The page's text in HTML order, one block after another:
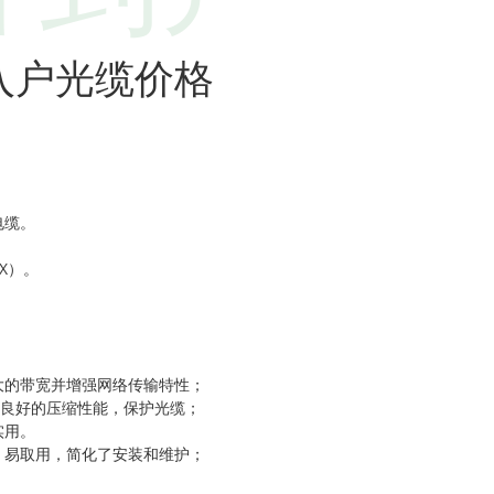
户光缆价格
。
。
带宽并增强网络传输特性；
好的压缩性能，保护光缆；
。
取用，简化了安装和维护；